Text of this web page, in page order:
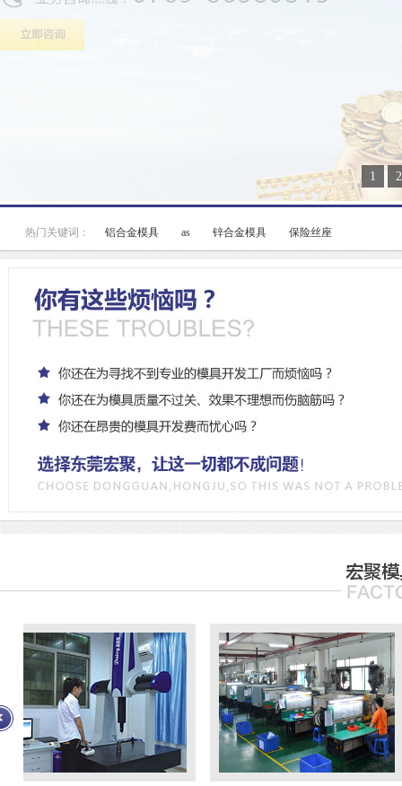
1 2
热门关键词： 铝合金模具 as 锌合金模具 保险丝座